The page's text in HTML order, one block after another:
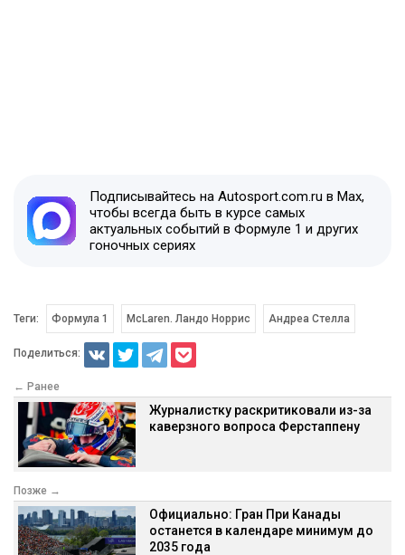
Подписывайтесь на Autosport.com.ru в Max,
чтобы всегда быть в курсе самых
актуальных событий в Формуле 1 и других
гоночных сериях
Теги: Формула 1 McLaren. Ландо Норрис Андреа Стелла
Поделиться:
← Ранее
Журналистку раскритиковали из-за
каверзного вопроса Ферстаппену
Позже →
Официально: Гран При Канады
останется в календаре минимум до
2035 года